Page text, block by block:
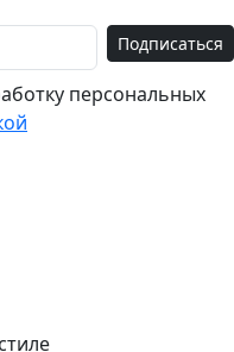
Подписаться
персональных